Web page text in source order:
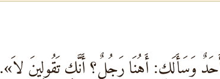
وَسَأَلَكِ: أَهُنَا رَجُلٌ؟ أَنَّكِ تَقُولِينَ لاَ».